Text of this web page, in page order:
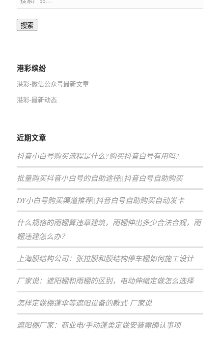
搜索
港彩缤纷
港彩-微信公众号最新文章
港彩-最新动态
近期文章
抖音小白号购买流程是什么?购买抖音白号有用吗?
批量购买抖音小白号的自助途径||抖音白号自助购买
DY小白号购买渠道推荐||抖音白号自助购买自动发卡
什么规格的雨棚算违章建筑，雨棚伸出多少合法合规，雨
棚违建怎么办？
上海膜结构公司：张拉膜和膜结构停车棚如何施工设计
厂家说：遮阳棚和雨棚的区别，电动伸缩定做怎么选择
怎样定做棚蓬伞等遮阳设备的款式-厂家说
遮阳棚厂家：商业电/手动蓬类定做安装需确认事项